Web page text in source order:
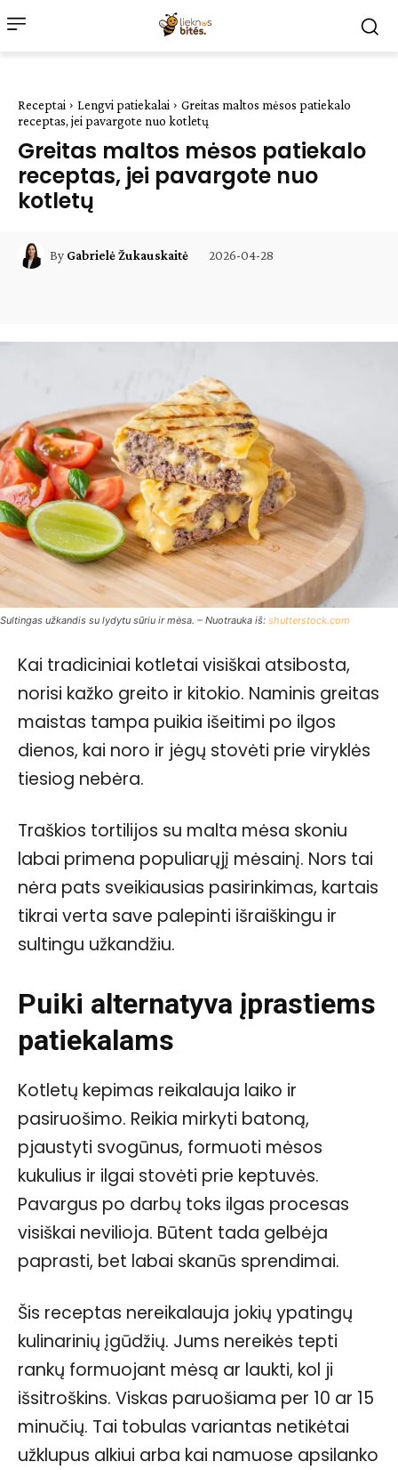
Receptai Lengvi patiekalai
Greitas maltos mėsos patiekalo
receptas, jei pavargote nuo kotletų
Greitas maltos mėsos patiekalo
receptas, jei pavargote nuo
kotletų
By Gabrielė Žukauskaitė 2026-04-28
Sultingas užkandis su lydytu sūriu ir mėsa. – Nuotrauka iš: shutterstock.com
Kai tradiciniai kotletai visiškai atsibosta,
norisi kažko greito ir kitokio. Naminis greitas
maistas tampa puikia išeitimi po ilgos
dienos, kai noro ir jėgų stovėti prie viryklės
tiesiog nebėra.
Traškios tortilijos su malta mėsa skoniu
labai primena populiarųjį mėsainį. Nors tai
nėra pats sveikiausias pasirinkimas, kartais
tikrai verta save palepinti išraiškingu ir
sultingu užkandžiu.
Puiki alternatyva įprastiems
patiekalams
Kotletų kepimas reikalauja laiko ir
pasiruošimo. Reikia mirkyti batoną,
pjaustyti svogūnus, formuoti mėsos
kukulius ir ilgai stovėti prie keptuvės.
Pavargus po darbų toks ilgas procesas
visiškai nevilioja. Būtent tada gelbėja
paprasti, bet labai skanūs sprendimai.
Šis receptas nereikalauja jokių ypatingų
kulinarinių įgūdžių. Jums nereikės tepti
rankų formuojant mėsą ar laukti, kol ji
išsitroškins. Viskas paruošiama per 10 ar 15
minučių. Tai tobulas variantas netikėtai
užklupus alkiui arba kai namuose apsilanko